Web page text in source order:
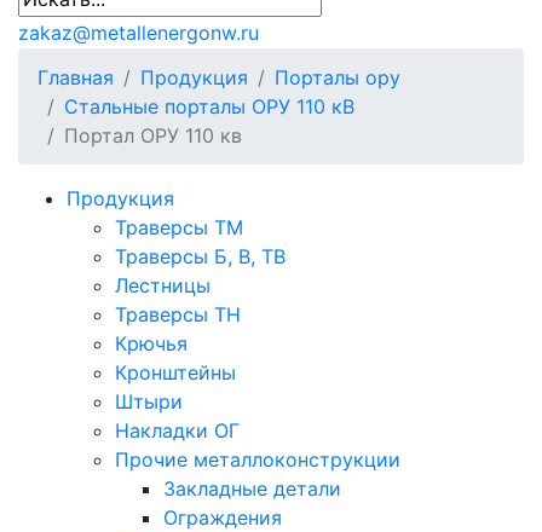
zakaz@metallenergonw.ru
Главная
Продукция
Порталы ору
Стальные порталы ОРУ 110 кВ
Портал ОРУ 110 кв
Продукция
Траверсы ТМ
Траверсы Б, В, ТВ
Лестницы
Траверсы ТН
Крючья
Кронштейны
Штыри
Накладки ОГ
Прочие металлоконструкции
Закладные детали
Ограждения